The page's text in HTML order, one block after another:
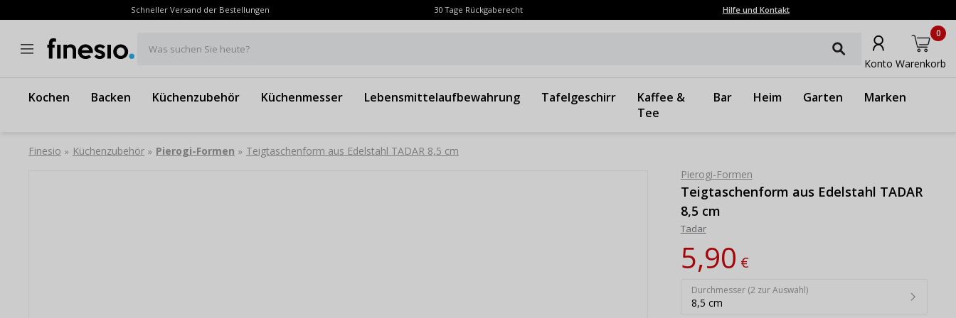
Schneller Versand der Bestellungen 30 Tage Rückgaberecht Hilfe und Kontakt
Was suchen Sie heute?
Konto Warenkorb
0
Kochen Backen Küchenzubehör Küchenmesser Lebensmittelaufbewahrung Tafelgeschirr
Kaffee &
Tee
Bar Heim Garten Marken
Finesio » Küchenzubehör » Pierogi-Formen » Teigtaschenform aus Edelstahl TADAR 8,5 cm
Pierogi-Formen
Teigtaschenform aus Edelstahl TADAR
8,5 cm
Tadar
5,90€
Durchmesser (2 zur Auswahl)
8,5 cm